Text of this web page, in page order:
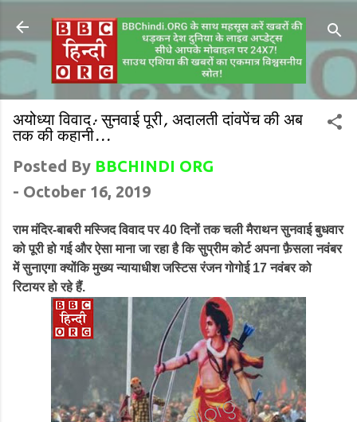
अयोध्या विवाद: सुनवाई पूरी, अदालती दांवपेंच की अब
तक की कहानी...
Posted By BBCHINDI ORG
- October 16, 2019
राम मंदिर-बाबरी मस्जिद विवाद पर 40 दिनों तक चली मैराथन सुनवाई बुधवार
को पूरी हो गई और ऐसा माना जा रहा है कि सुप्रीम कोर्ट अपना फ़ैसला नवंबर
में सुनाएगा क्योंकि मुख्य न्यायाधीश जस्टिस रंजन गोगोई 17 नवंबर को
रिटायर हो रहे हैं.